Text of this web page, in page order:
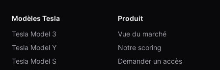
Modèles Tesla
Tesla Model 3
Tesla Model Y
Tesla Model S
Produit
Vue du marché
Notre scoring
Demander un accès